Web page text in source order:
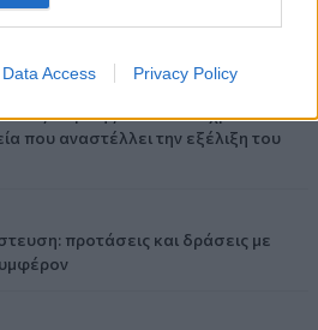
Data Access Privacy Policy
ο διπλασιασμός των κερδών της
Ιατρικής: «Σε πέντε χρόνια
που αναστέλλει την εξέλιξη του
προτάσεις και δράσεις με